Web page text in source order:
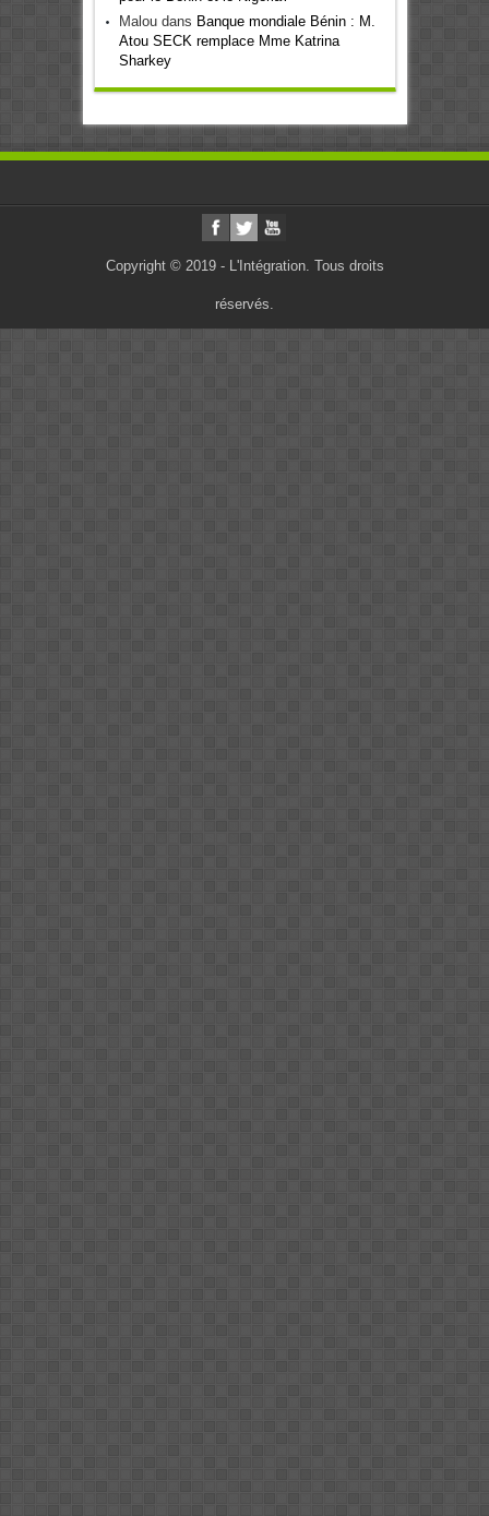
Maloudans Banque mondiale Bénin : M.
Atou SECK remplace Mme Katrina
Sharkey
Copyright © 2019 - L'Intégration. Tous droits
réservés.